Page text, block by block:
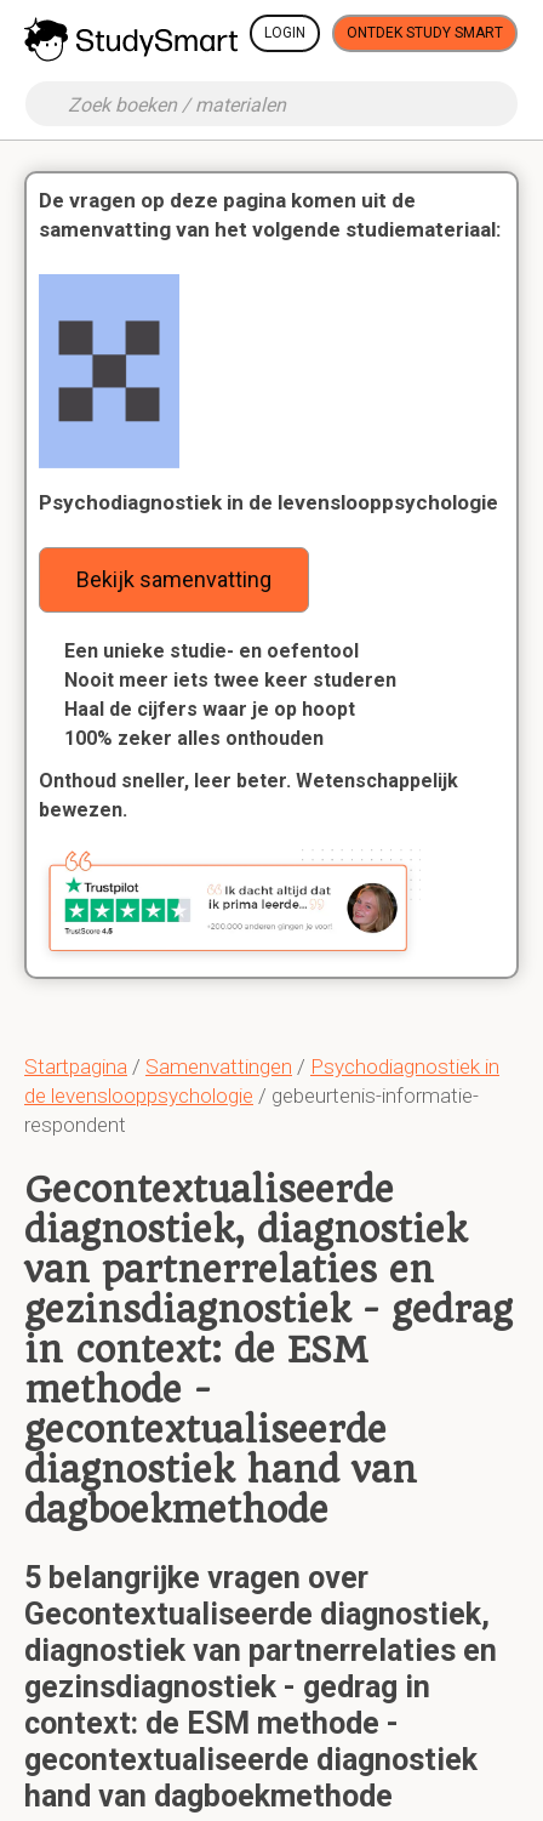
LOGIN ONTDEK STUDY SMART
Startpagina / Samenvattingen / Psychodiagnostiek in
de levenslooppsychologie / gebeurtenis-informatie-
respondent
Gecontextualiseerde
diagnostiek, diagnostiek
van partnerrelaties en
gezinsdiagnostiek - gedrag
in context: de ESM
methode -
gecontextualiseerde
diagnostiek hand van
dagboekmethode
5 belangrijke vragen over
Gecontextualiseerde diagnostiek,
diagnostiek van partnerrelaties en
gezinsdiagnostiek - gedrag in
context: de ESM methode -
gecontextualiseerde diagnostiek
hand van dagboekmethode
De vragen op deze pagina komen uit de
samenvatting van het volgende studiemateriaal:
Psychodiagnostiek in de levenslooppsychologie
Bekijk samenvatting
Een unieke studie- en oefentool
Nooit meer iets twee keer studeren
Haal de cijfers waar je op hoopt
100% zeker alles onthouden
Onthoud sneller, leer beter. Wetenschappelijk
bewezen.